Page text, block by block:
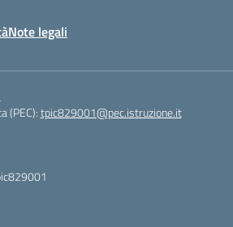
Note legali
(PEC):tpic829001@pec.istruzione.it